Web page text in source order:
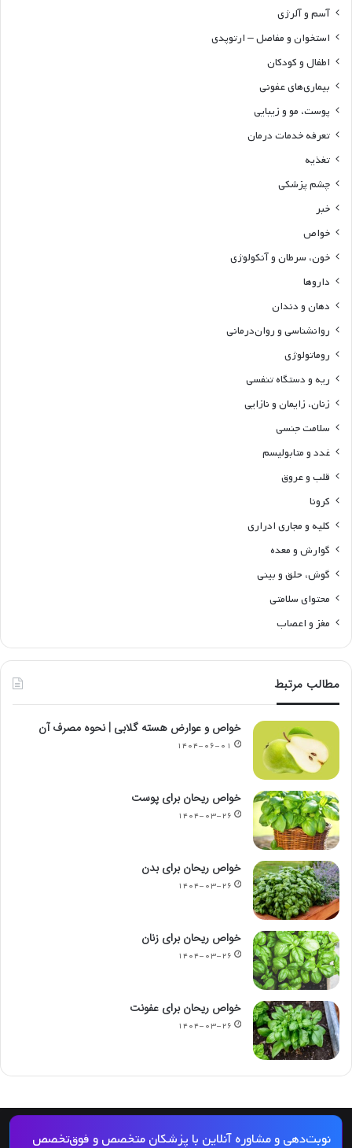
آسم و آلرژی
استخوان و مفاصل – ارتوپدی
اطفال و کودکان
بیماری‌های عفونی
پوست، مو و زیبایی
تعرفه خدمات درمان
تغذیه
چشم پزشکی
خبر
خواص
خون، سرطان و آنکولوژی
داروها
دهان و دندان
روانشناسی و روان‌درمانی
روماتولوژی
ریه و دستگاه تنفسی
زنان، زایمان و نازایی
سلامت جنسی
غدد و متابولیسم
قلب و عروق
کرونا
کلیه و مجاری ادراری
گوارش و معده
گوش، حلق و بینی
محتوای سلامتی
مغز و اعصاب
مطالب مرتبط
خواص و عوارض هسته گلابی | نحوه مصرف آن
۱۴۰۴-۰۶-۰۱
خواص ریحان برای پوست
۱۴۰۴-۰۳-۲۶
خواص ریحان برای بدن
۱۴۰۴-۰۳-۲۶
خواص ریحان برای زنان
۱۴۰۴-۰۳-۲۶
خواص ریحان برای عفونت
۱۴۰۴-۰۳-۲۶
نوبت‌دهی و مشاوره آنلاین با پزشکان متخصص و فوق‌تخصص
© کپی رایت 2026, کلیه حقوق مادی و معنوی این مجله و کلیه خدمات آن محفوظ و متعلق